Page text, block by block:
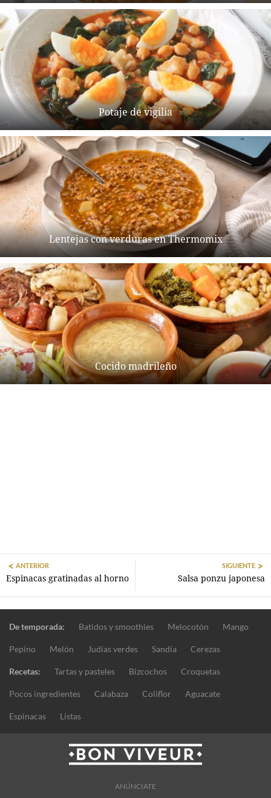
Potaje de vigilia
Lentejas con verduras en Thermomix
Cocido madrileño
ANTERIOR
Espinacas gratinadas al horno
SIGUIENTE
Salsa ponzu japonesa
De temporada: Batidos y smoothies Melocotón Mango
Pepino Melón Judías verdes Sandía Cerezas
Recetas: Tartas y pasteles Bizcochos Croquetas
Pocos ingredientes Calabaza Coliflor Aguacate
Espinacas Listas
ANÚNCIATE